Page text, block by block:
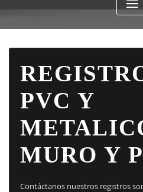
PVC Y
MURO Y
Contáctanos nuestros registros